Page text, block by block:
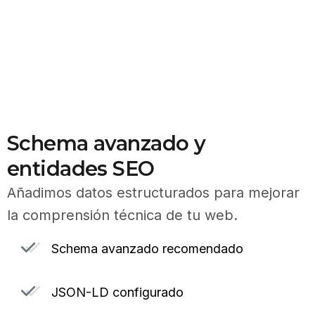
Schema avanzado y
entidades SEO
Añadimos datos estructurados para mejorar
la comprensión técnica de tu web.
Schema avanzado recomendado
JSON-LD configurado